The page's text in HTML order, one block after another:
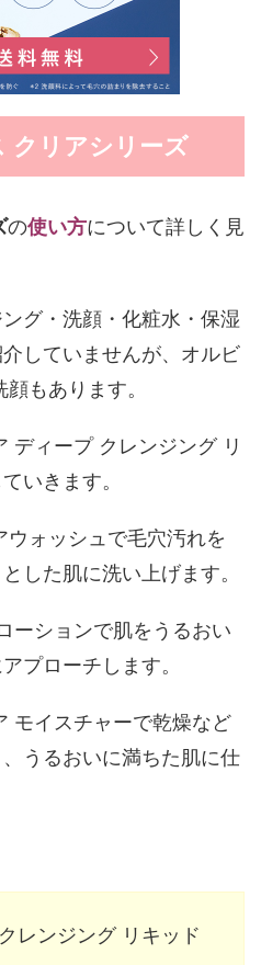
クリアシリーズ
の使い方について詳しく見
グ・洗顔・化粧水・保湿
していませんが、オルビ
もあります。
ディープ クレンジング リ
いきます。
ォッシュで毛穴汚れを
した肌に洗い上げます。
ーションで肌をうるおい
プローチします。
モイスチャーで乾燥など
うるおいに満ちた肌に仕
レンジング リキッド